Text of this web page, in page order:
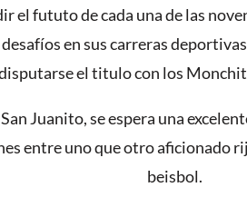
el fututo de cada una de las
en sus carreras
el titulo con los
Juanito, se espera una
entre uno que otro aficionado
beisbol.